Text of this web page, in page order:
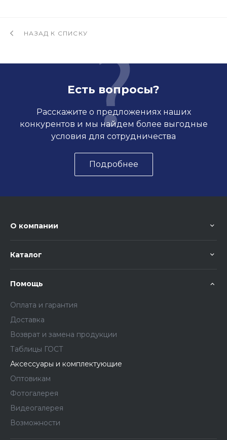
НАЗАД К СПИСКУ
Есть вопросы?
Расскажите о предложениях наших
конкурентов и мы найдем более выгодные
условия для сотрудничества
Подробнее
О компании
Каталог
Помощь
Оплата и гарантия
Доставка
Возврат и замена продукции
Таблицы ГОСТ
Аксессуары и комплектующие
Оптовикам
Фотогалерея
Видеогалерея
Возможности